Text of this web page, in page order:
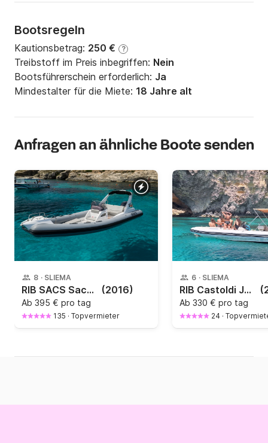
Bootsregeln
Kautionsbetrag: 250 € ?
Treibstoff im Preis inbegriffen: Nein
Bootsführerschein erforderlich: Ja
Mindestalter für die Miete: 18 Jahre alt
Anfragen an ähnliche Boote senden
8 · SLIEMA
RIB SACS Sacs 680 - 25 years & License Required 200PS (2016)
Ab 395 € pro tag
135 · Topvermieter
6 · SLIEMA
RIB Castoldi Jet RIB 21 240PS
Ab 330 € pro tag
24 ·